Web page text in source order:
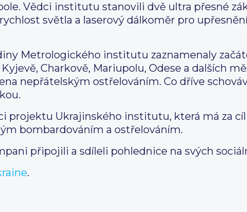
Vědci institutu stanovili dvě ultra přesné
světla a laserový dálkoměr pro
Metrologického institutu zaznamenaly
Charkově, Mariupolu, Odese a dalších
nepřátelským ostřelováním. Co dříve
projektu Ukrajinského institutu, která má za
bombardováním a ostřelováním.
připojili a sdíleli pohlednice na svých
.